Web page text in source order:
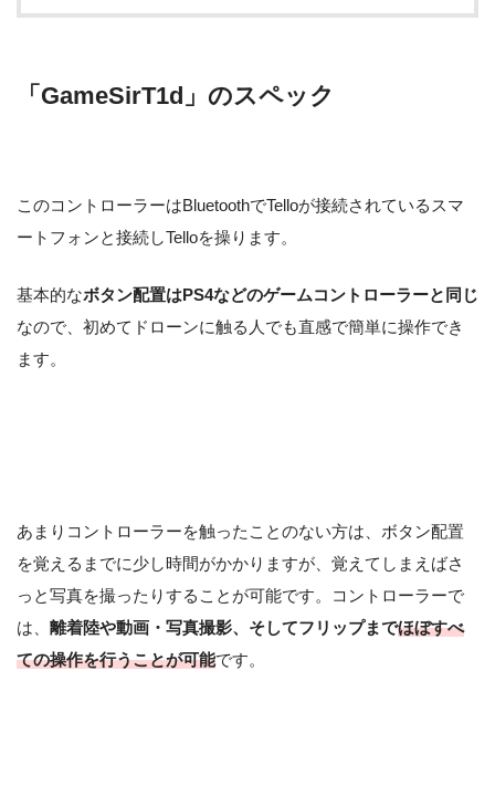
「GameSirT1d」のスペック
このコントローラーはBluetoothでTelloが接続されているスマ
ートフォンと接続しTelloを操ります。
基本的なボタン配置はPS4などのゲームコントローラーと同じ
なので、初めてドローンに触る人でも直感で簡単に操作でき
ます。
あまりコントローラーを触ったことのない方は、ボタン配置
を覚えるまでに少し時間がかかりますが、覚えてしまえばさ
っと写真を撮ったりすることが可能です。コントローラーで
は、 離着陸や動画・写真撮影、そしてフリップまでほぼすべ
ての操作を行うことが可能です。